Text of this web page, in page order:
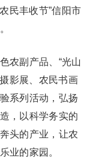
民丰收节”信阳市
农副产品、“光山
影展、农民书画
系列活动，弘扬
，以科学务实的
头的产业，让农
业的家园。